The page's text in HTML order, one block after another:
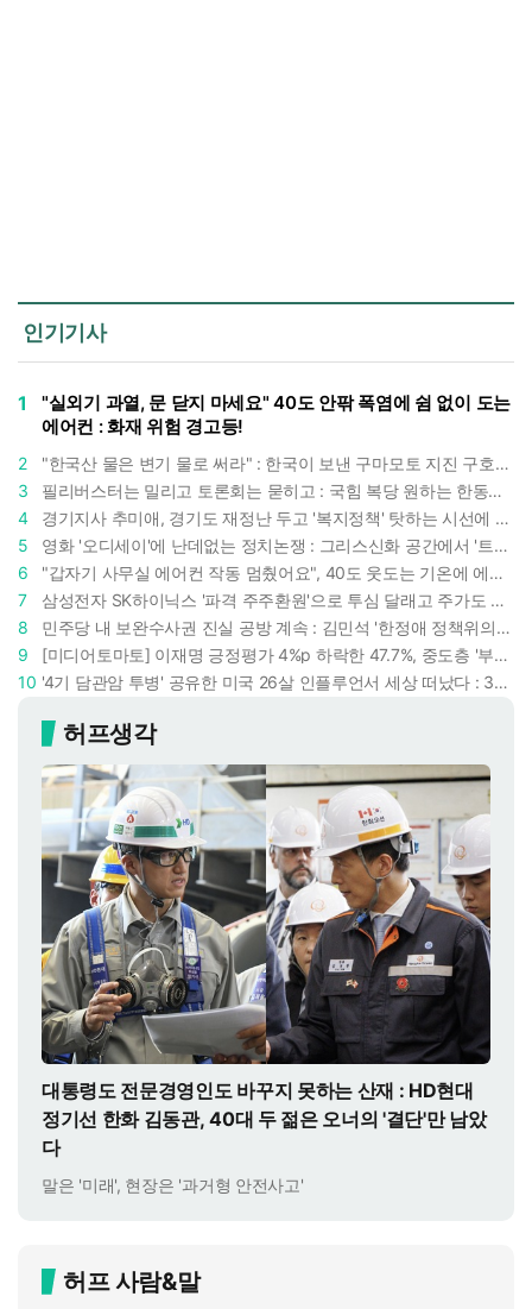
인기기사
1
"실외기 과열, 문 닫지 마세요" 40도 안팎 폭염에 쉼 없이 도는
에어컨 : 화재 위험 경고등!
2
"한국산 물은 변기 물로 써라" : 한국이 보낸 구마모토 지진 구호품에 한 일본인의 '어처구니 없는' 반응
3
필리버스터는 밀리고 토론회는 묻히고 : 국힘 복당 원하는 한동훈, '검사 정치'의 한계만 드러내나
4
경기지사 추미애, 경기도 재정난 두고 '복지정책' 탓하는 시선에 정면 반박 : "고령자와 아이 인구 급증"
5
영화 '오디세이'에 난데없는 정치논쟁 : 그리스신화 공간에서 '트럼프 전쟁의 참혹함'이 보인다
6
"갑자기 사무실 에어컨 작동 멈췄어요", 40도 웃도는 기온에 에어컨도 숨이 찬다
7
삼성전자 SK하이닉스 '파격 주주환원'으로 투심 달래고 주가도 받칠까, 100조 넘는 추가 배당 재원에 쏠리는 눈
8
민주당 내 보완수사권 진실 공방 계속 : 김민석 '한정애 정책위의장' 발언 근거로 내세우자 사무총장 지낸 조승래 반박
9
[미디어토마토] 이재명 긍정평가 4%p 하락한 47.7%, 중도층 '부정 49.7% vs 긍정 42.9%'
10
'4기 담관암 투병' 공유한 미국 26살 인플루언서 세상 떠났다 : 3년간 보여준 희망과 용기
허프생각
대통령도 전문경영인도 바꾸지 못하는 산재 : HD현대
정기선 한화 김동관, 40대 두 젊은 오너의 '결단'만 남았
다
말은 '미래', 현장은 '과거형 안전사고'
허프 사람&말